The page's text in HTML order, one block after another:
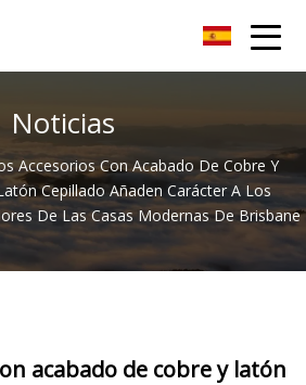
Noticias
Accesorios Con Acabado De Cobre Y
Cepillado Añaden Carácter A Los
De Las Casas Modernas De Brisbane
acabado de cobre y latón